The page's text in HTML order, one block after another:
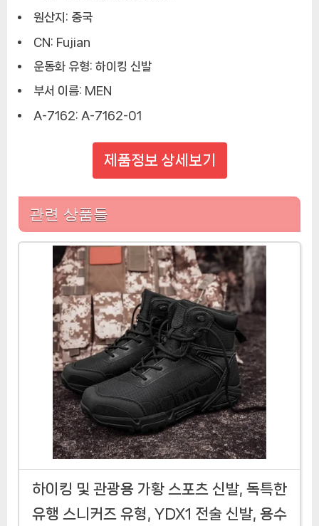
원산지: 중국
CN: Fujian
운동화 유형: 하이킹 신발
부서 이름: MEN
A-7162: A-7162-01
제품정보 상세보기
관련 상품들
하이킹 및 관광용 가황 스포츠 신발, 독특한
유행 스니커즈 유형, YDX1 전술 신발, 용수